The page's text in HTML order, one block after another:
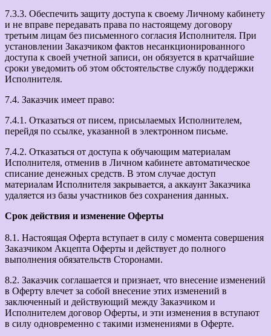
7.3.3. Обеспечить защиту доступа к своему Личному кабинету
и не вправе передавать права по настоящему договору
третьим лицам без письменного согласия Исполнителя. При
установлении Заказчиком фактов несанкционированного
доступа к своей учетной записи, он обязуется в кратчайшие
сроки уведомить об этом обстоятельстве службу поддержки
Исполнителя.
7.4. Заказчик имеет право:
7.4.1. Отказаться от писем, присылаемых Исполнителем,
перейдя по ссылке, указанной в электронном письме.
7.4.2. Отказаться от доступа к обучающим материалам
Исполнителя, отменив в Личном кабинете автоматическое
списание денежных средств. В этом случае доступ
материалам Исполнителя закрывается, а аккаунт Заказчика
удаляется из базы участников без сохранения данных.
Срок действия и изменение Оферты
8.1. Настоящая Оферта вступает в силу с момента совершения
Заказчиком Акцепта Оферты и действует до полного
выполнения обязательств Сторонами.
8.2. Заказчик соглашается и признает, что внесение изменений
в Оферту влечет за собой внесение этих изменений в
заключенный и действующий между Заказчиком и
Исполнителем договор Оферты, и эти изменения в вступают
в силу одновременно с такими изменениями в Оферте.